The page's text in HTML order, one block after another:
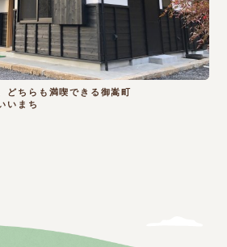
どちらも満喫できる御嵩町
いまち